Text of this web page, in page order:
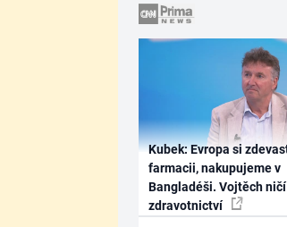
Kubek: Evropa si
farmacii, nakupujeme v
Bangladéši. Vojtěch ničí
zdravotnictví